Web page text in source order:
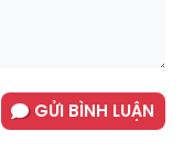
GỬI BÌNH LUẬN